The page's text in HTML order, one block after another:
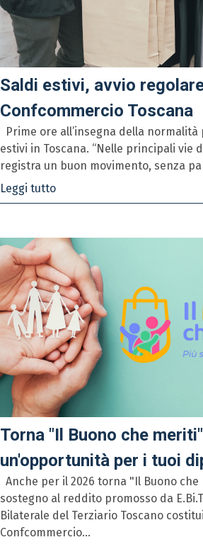
Saldi estivi, avvio
Confcommercio Toscana
Prime ore all’insegna della normalità
estivi in Toscana. “Nelle principali vie
registra un buon movimento, senza
Leggi tutto
Torna "Il Buono che
un'opportunità per i tuoi
Anche per il 2026 torna "Il Buono
sostegno al reddito promosso da
Bilaterale del Terziario Toscano
Confcommercio...